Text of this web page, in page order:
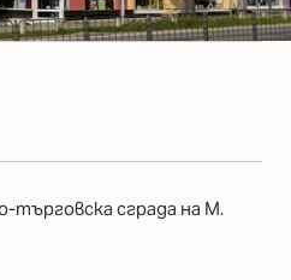
търговска сграда на М.